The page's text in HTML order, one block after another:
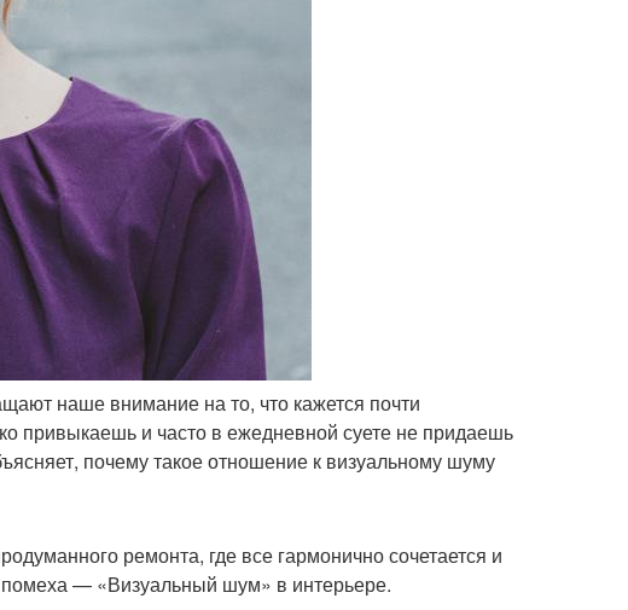
наше внимание на то, что кажется почти
привыкаешь и часто в ежедневной суете не придаешь
почему такое отношение к визуальному шуму
ремонта, где все гармонично сочетается и
— «Визуальный шум» в интерьере.